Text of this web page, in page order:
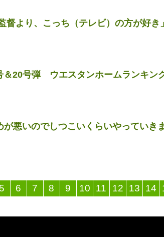
督より、こっち（テレビ）の方が好き
＆20号弾 ウエスタンホームランキン
が悪いのでしつこいくらいやってい
5 6 7 8 9 10 11 12 13 14